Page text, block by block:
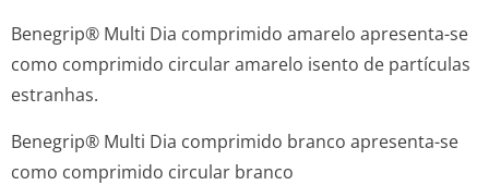
Benegrip® Multi Dia comprimido amarelo apresenta-se
como comprimido circular amarelo isento de partículas
estranhas.
Benegrip® Multi Dia comprimido branco apresenta-se
como comprimido circular branco